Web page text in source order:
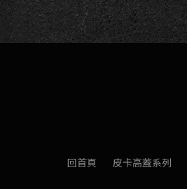
回首頁 皮卡高蓋系列